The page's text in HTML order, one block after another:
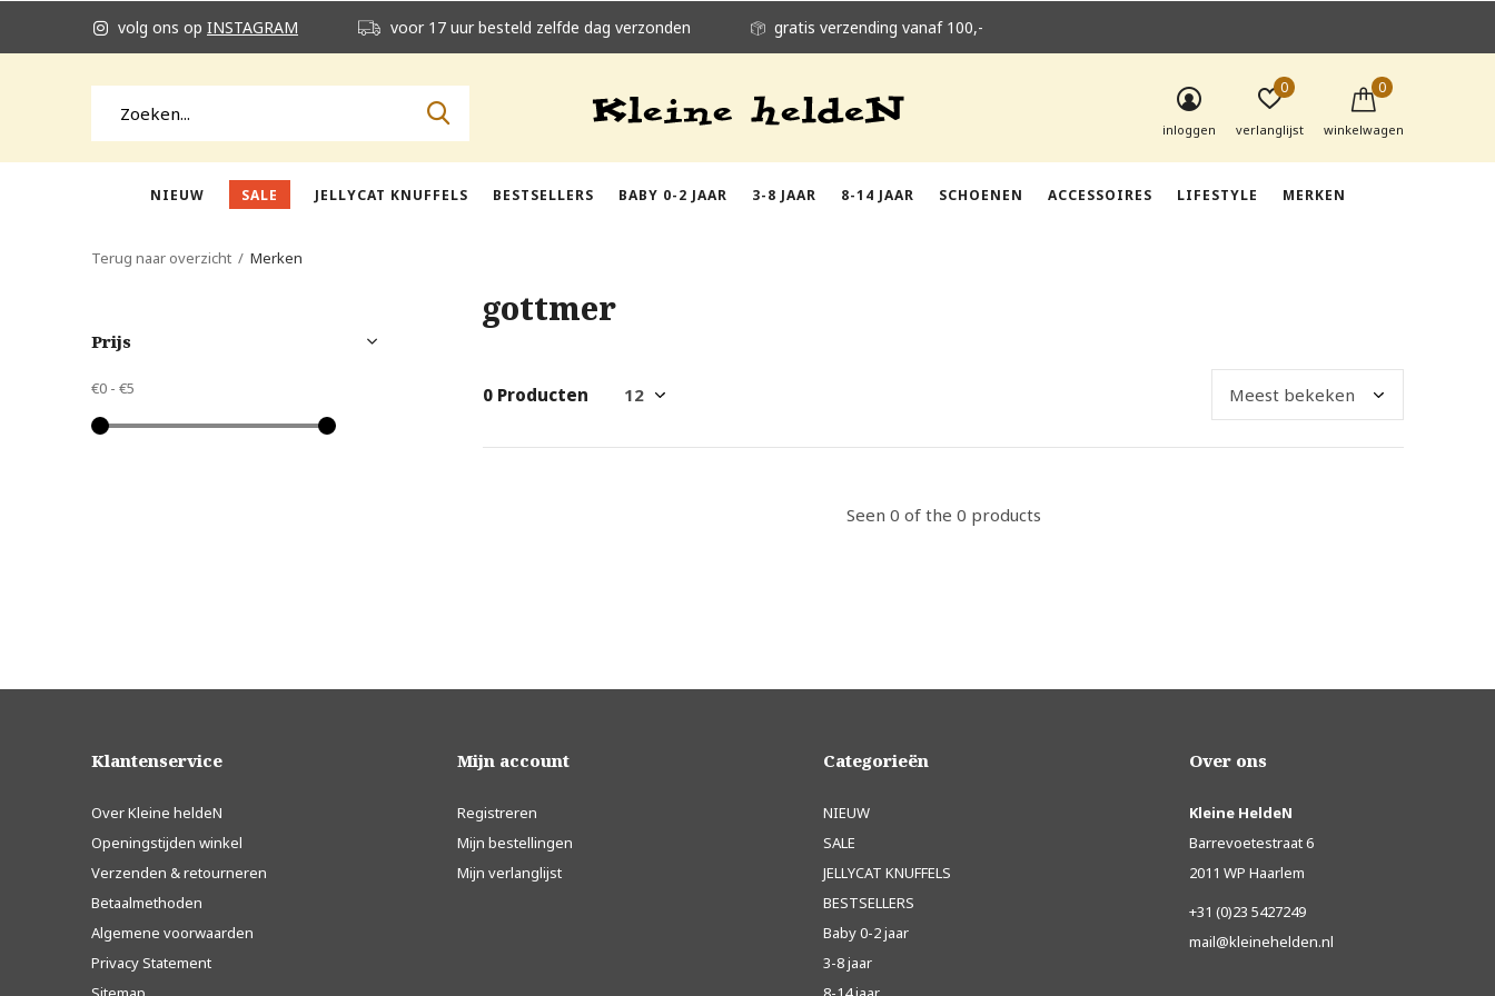
NIEUW SALE JELLYCAT KNUFFELS BESTSELLERS BABY 0-2 JAAR 3-8 JAAR 8-14 JAAR SCHOENEN ACCESSOIRES LIFESTYLE MERKEN
inloggen verlanglijst
0
winkelwagen
0
volg ons op INSTAGRAM voor 17 uur besteld zelfde dag verzonden gratis verzending vanaf 100,-
Terug naar overzicht Merken
gottmer
0 Producten
Seen 0 of the 0 products
Prijs
€0 - €5
Klantenservice
Over Kleine heldeN
Openingstijden winkel
Verzenden & retourneren
Betaalmethoden
Algemene voorwaarden
Privacy Statement
Mijn account
Registreren
Mijn bestellingen
Mijn verlanglijst
Categorieën
NIEUW
SALE
JELLYCAT KNUFFELS
BESTSELLERS
Baby 0-2 jaar
3-8 jaar
Over ons
Kleine HeldeN
Barrevoetestraat 6
2011 WP Haarlem
+31 (0)23 5427249
mail@kleinehelden.nl